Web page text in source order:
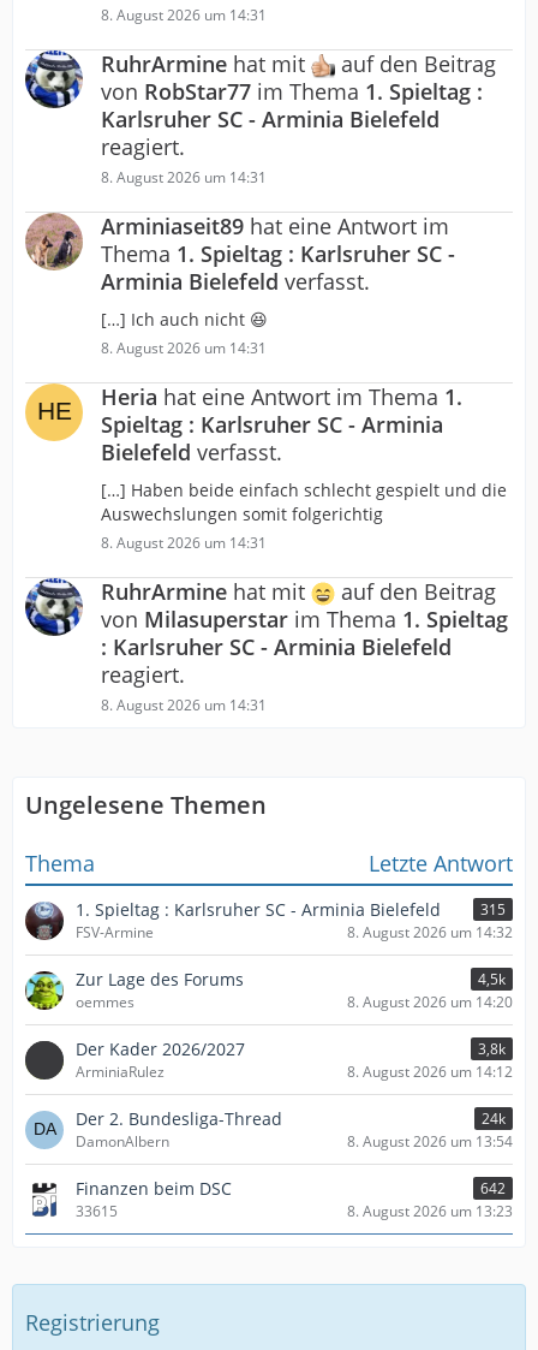
8. August 2026 um 14:31
RuhrArmine hat mit
auf den Beitrag
von RobStar77 im Thema 1. Spieltag :
Karlsruher SC - Arminia Bielefeld
reagiert.
8. August 2026 um 14:31
Arminiaseit89 hat eine Antwort im
Thema 1. Spieltag : Karlsruher SC -
Arminia Bielefeld verfasst.
[…] Ich auch nicht 😆
8. August 2026 um 14:31
Heria hat eine Antwort im Thema 1.
Spieltag : Karlsruher SC - Arminia
Bielefeld verfasst.
[…] Haben beide einfach schlecht gespielt und die
Auswechslungen somit folgerichtig
8. August 2026 um 14:31
RuhrArmine hat mit
auf den Beitrag
von Milasuperstar im Thema 1. Spieltag
: Karlsruher SC - Arminia Bielefeld
reagiert.
8. August 2026 um 14:31
Ungelesene Themen
Thema Letzte Antwort
1. Spieltag : Karlsruher SC - Arminia Bielefeld
315
FSV-Armine
8. August 2026 um 14:32
Zur Lage des Forums
4,5k
oemmes
8. August 2026 um 14:20
Der Kader 2026/2027
3,8k
ArminiaRulez
8. August 2026 um 14:12
Der 2. Bundesliga-Thread
24k
DamonAlbern
8. August 2026 um 13:54
Finanzen beim DSC
642
33615
8. August 2026 um 13:23
Registrierung